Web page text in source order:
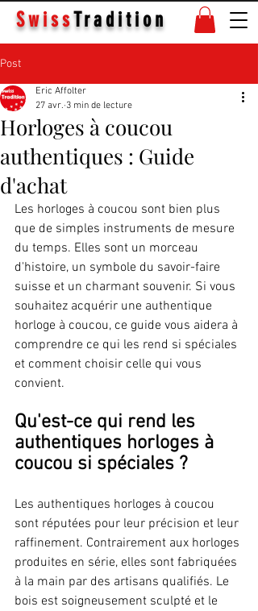
SwissTradition
Post
Horloges à coucou
authentiques : Guide
d'achat
Eric Affolter
27 avr. 3 min de lecture
Les horloges à coucou sont bien plus
que de simples instruments de mesure
du temps. Elles sont un morceau
d'histoire, un symbole du savoir-faire
suisse et un charmant souvenir. Si vous
souhaitez acquérir une authentique
horloge à coucou, ce guide vous aidera à
comprendre ce qui les rend si spéciales
et comment choisir celle qui vous
convient.
Qu'est-ce qui rend les
authentiques horloges à
coucou si spéciales ?
Les authentiques horloges à coucou
sont réputées pour leur précision et leur
raffinement. Contrairement aux horloges
produites en série, elles sont fabriquées
à la main par des artisans qualifiés. Le
bois est soigneusement sculpté et le